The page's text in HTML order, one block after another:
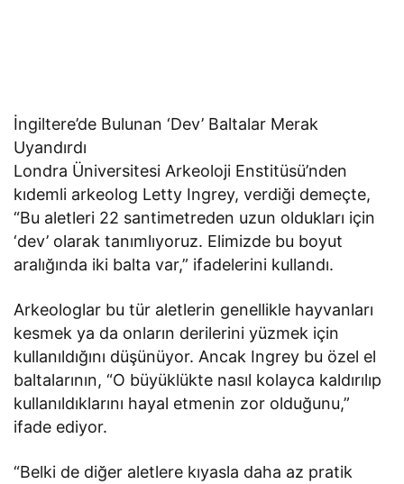
İngiltere’de Bulunan ‘Dev’ Baltalar Merak
Uyandırdı
Londra Üniversitesi Arkeoloji Enstitüsü’nden
kıdemli arkeolog Letty Ingrey, verdiği demeçte,
“Bu aletleri 22 santimetreden uzun oldukları için
‘dev’ olarak tanımlıyoruz. Elimizde bu boyut
aralığında iki balta var,” ifadelerini kullandı.
Arkeologlar bu tür aletlerin genellikle hayvanları
kesmek ya da onların derilerini yüzmek için
kullanıldığını düşünüyor. Ancak Ingrey bu özel el
baltalarının, “O büyüklükte nasıl kolayca kaldırılıp
kullanıldıklarını hayal etmenin zor olduğunu,”
ifade ediyor.
“Belki de diğer aletlere kıyasla daha az pratik